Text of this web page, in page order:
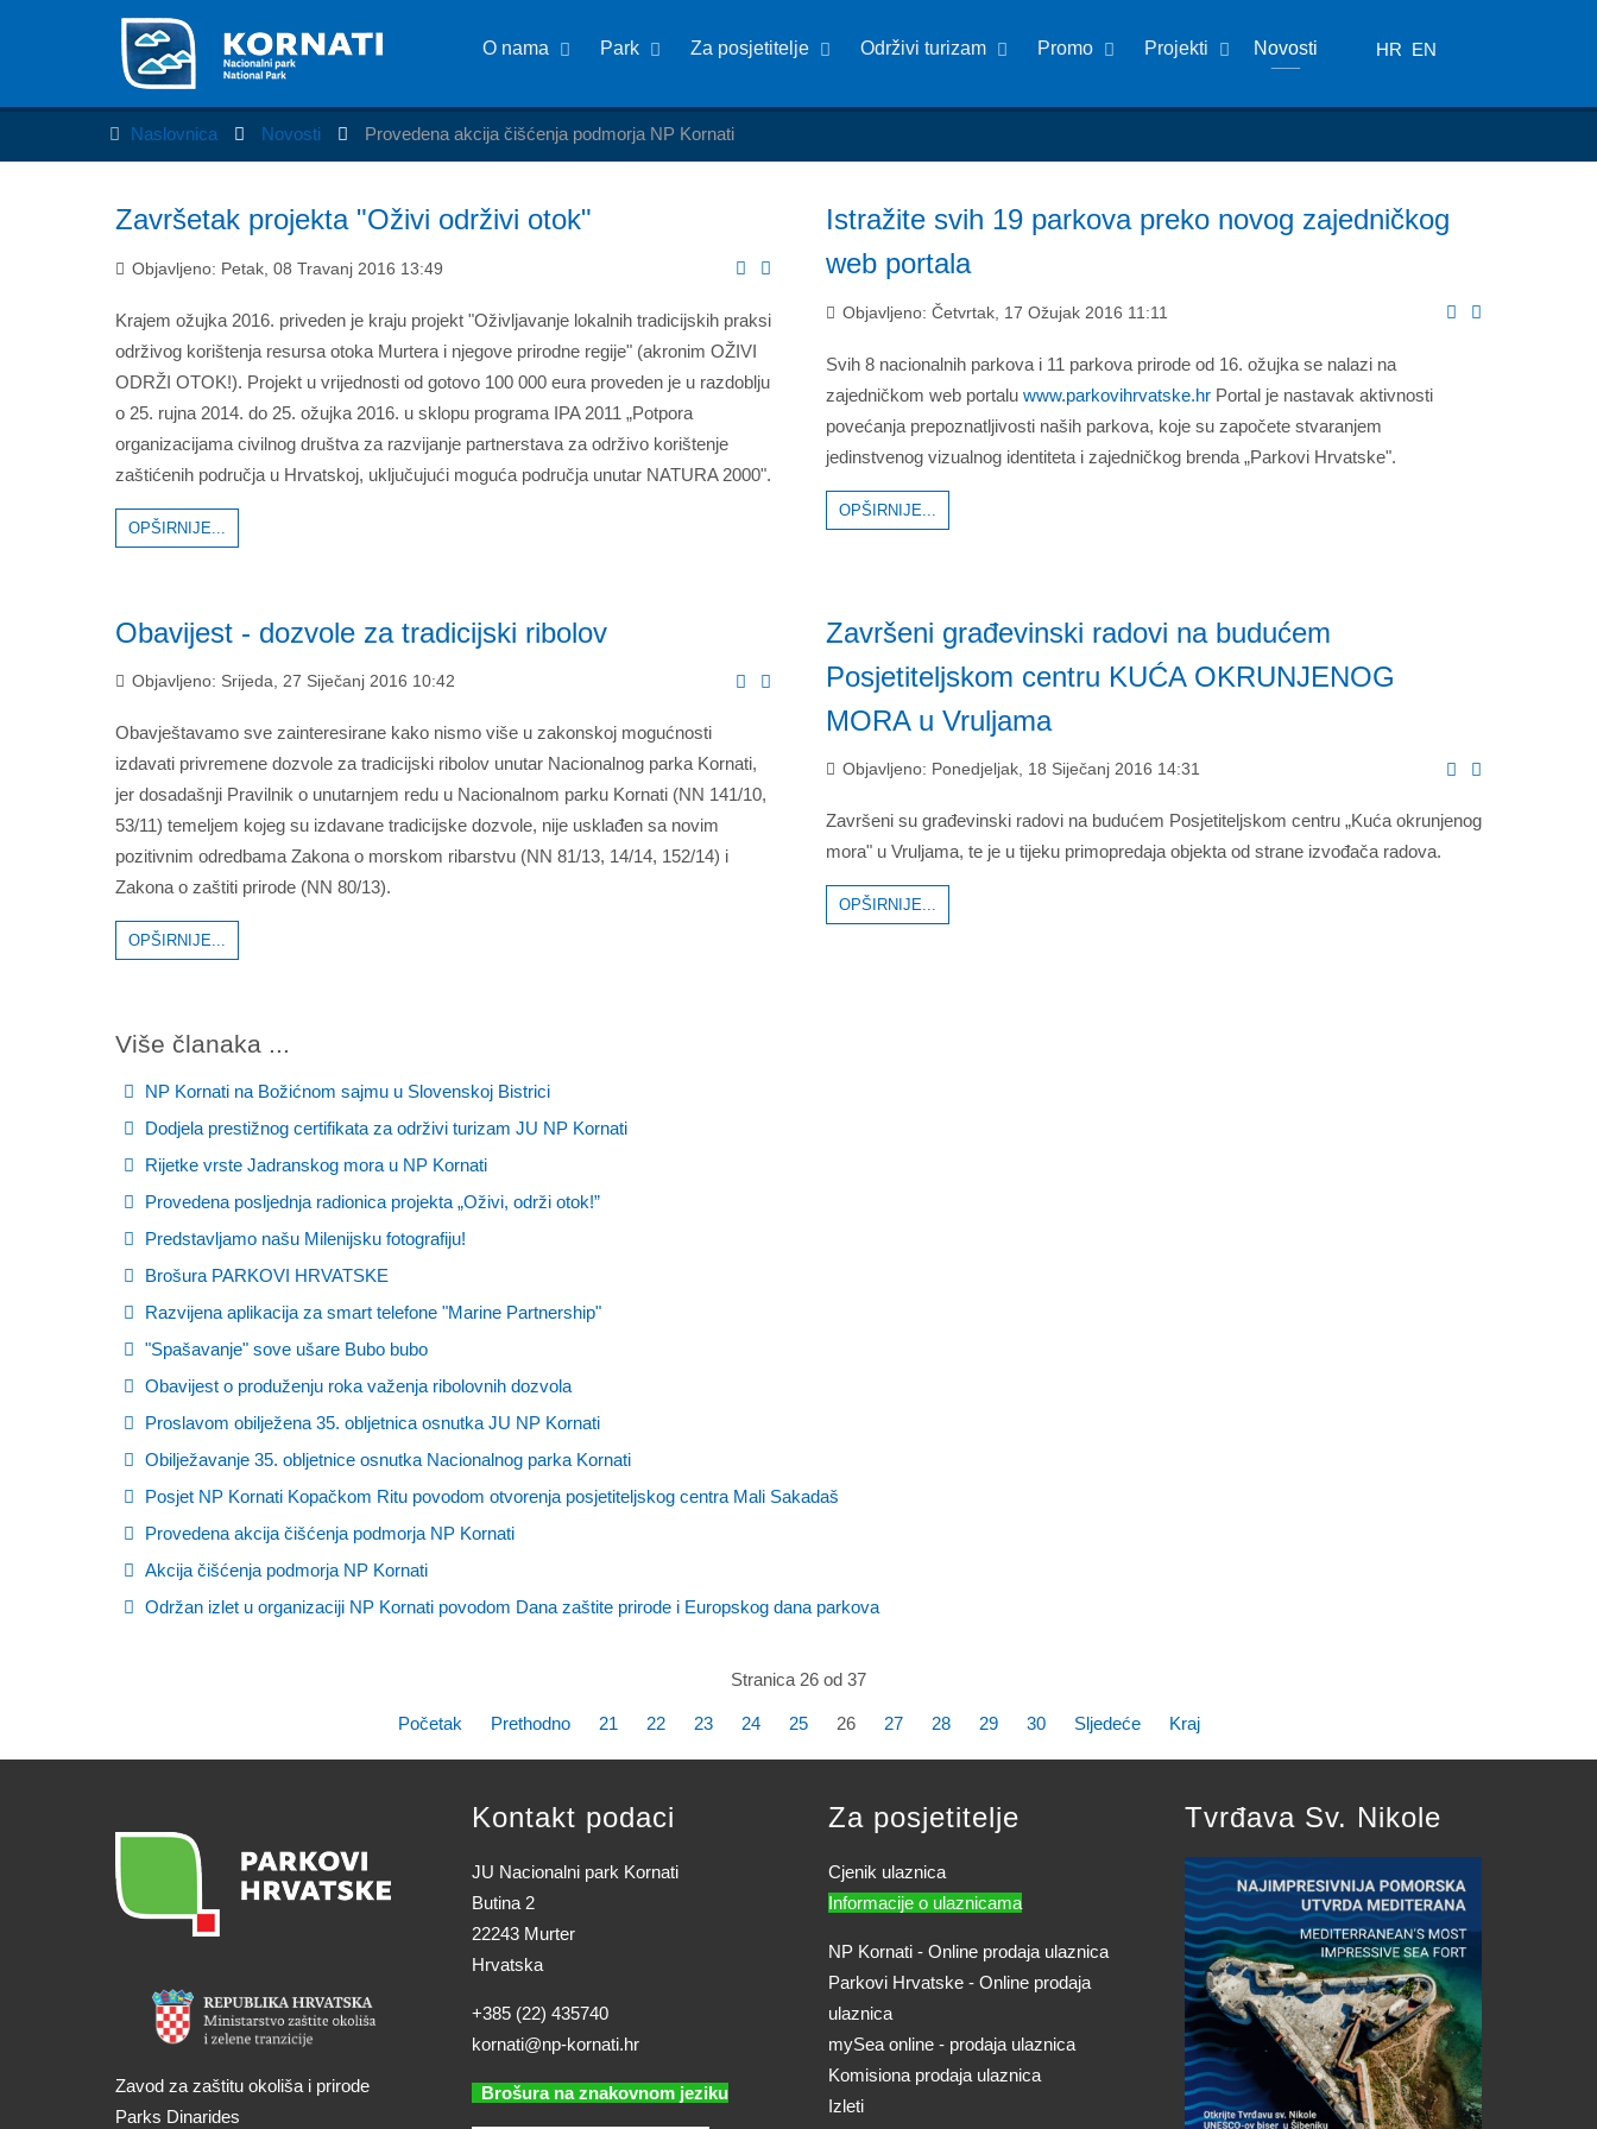
O nama Park Za posjetitelje Održivi turizam Promo Projekti Novosti HR EN
Naslovnica Novosti Provedena akcija čišćenja podmorja NP Kornati
Završetak projekta "Oživi održivi otok"
Objavljeno: Petak, 08 Travanj 2016 13:49
Krajem ožujka 2016. priveden je kraju projekt "Oživljavanje lokalnih tradicijskih praksi
održivog korištenja resursa otoka Murtera i njegove prirodne regije" (akronim OŽIVI
ODRŽI OTOK!). Projekt u vrijednosti od gotovo 100 000 eura proveden je u razdoblju
o 25. rujna 2014. do 25. ožujka 2016. u sklopu programa IPA 2011 „Potpora
organizacijama civilnog društva za razvijanje partnerstava za održivo korištenje
zaštićenih područja u Hrvatskoj, uključujući moguća područja unutar NATURA 2000".
OPŠIRNIJE...
Istražite svih 19 parkova preko novog zajedničkog
web portala
Objavljeno: Četvrtak, 17 Ožujak 2016 11:11
Svih 8 nacionalnih parkova i 11 parkova prirode od 16. ožujka se nalazi na
zajedničkom web portalu www.parkovihrvatske.hr Portal je nastavak aktivnosti
povećanja prepoznatljivosti naših parkova, koje su započete stvaranjem
jedinstvenog vizualnog identiteta i zajedničkog brenda „Parkovi Hrvatske".
OPŠIRNIJE...
Obavijest - dozvole za tradicijski ribolov
Objavljeno: Srijeda, 27 Siječanj 2016 10:42
Obavještavamo sve zainteresirane kako nismo više u zakonskoj mogućnosti
izdavati privremene dozvole za tradicijski ribolov unutar Nacionalnog parka Kornati,
jer dosadašnji Pravilnik o unutarnjem redu u Nacionalnom parku Kornati (NN 141/10,
53/11) temeljem kojeg su izdavane tradicijske dozvole, nije usklađen sa novim
pozitivnim odredbama Zakona o morskom ribarstvu (NN 81/13, 14/14, 152/14) i
Zakona o zaštiti prirode (NN 80/13).
OPŠIRNIJE...
Završeni građevinski radovi na budućem
Posjetiteljskom centru KUĆA OKRUNJENOG
MORA u Vruljama
Objavljeno: Ponedjeljak, 18 Siječanj 2016 14:31
Završeni su građevinski radovi na budućem Posjetiteljskom centru „Kuća okrunjenog
mora" u Vruljama, te je u tijeku primopredaja objekta od strane izvođača radova.
OPŠIRNIJE...
Više članaka ...
NP Kornati na Božićnom sajmu u Slovenskoj Bistrici
Dodjela prestižnog certifikata za održivi turizam JU NP Kornati
Rijetke vrste Jadranskog mora u NP Kornati
Provedena posljednja radionica projekta „Oživi, održi otok!”
Predstavljamo našu Milenijsku fotografiju!
Brošura PARKOVI HRVATSKE
Razvijena aplikacija za smart telefone "Marine Partnership"
"Spašavanje" sove ušare Bubo bubo
Obavijest o produženju roka važenja ribolovnih dozvola
Proslavom obilježena 35. obljetnica osnutka JU NP Kornati
Obilježavanje 35. obljetnice osnutka Nacionalnog parka Kornati
Posjet NP Kornati Kopačkom Ritu povodom otvorenja posjetiteljskog centra Mali Sakadaš
Provedena akcija čišćenja podmorja NP Kornati
Akcija čišćenja podmorja NP Kornati
Održan izlet u organizaciji NP Kornati povodom Dana zaštite prirode i Europskog dana parkova
Stranica 26 od 37
Početak Prethodno 21 22 23 24 25 26 27 28 29 30 Sljedeće Kraj
Zavod za zaštitu okoliša i prirode
Parks Dinarides
Kontakt podaci
JU Nacionalni park Kornati
Butina 2
22243 Murter
Hrvatska
+385 (22) 435740
kornati@np-kornati.hr
Brošura na znakovnom jeziku
Za posjetitelje
Cjenik ulaznica
Informacije o ulaznicama
NP Kornati - Online prodaja ulaznica
Parkovi Hrvatske - Online prodaja
ulaznica
mySea online - prodaja ulaznica
Komisiona prodaja ulaznica
Izleti
Tvrđava Sv. Nikole